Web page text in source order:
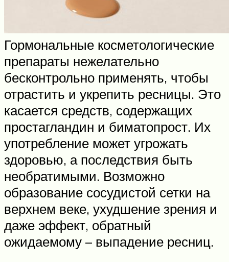
Гормональные косметологические
препараты нежелательно
бесконтрольно применять, чтобы
отрастить и укрепить ресницы. Это
касается средств, содержащих
простагландин и биматопрост. Их
употребление может угрожать
здоровью, а последствия быть
необратимыми. Возможно
образование сосудистой сетки на
верхнем веке, ухудшение зрения и
даже эффект, обратный
ожидаемому – выпадение ресниц.